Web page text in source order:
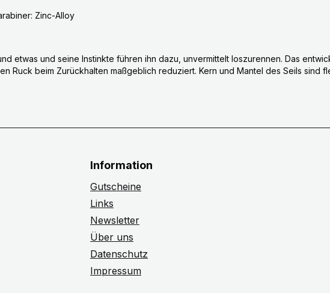
Zinc-Alloy
etwas und seine Instinkte führen ihn dazu, unvermittelt loszurennen. Das
Ruck beim Zurückhalten maßgeblich reduziert. Kern und Mantel des Seils
Information
Gutscheine
Links
Newsletter
Über uns
Datenschutz
Impressum